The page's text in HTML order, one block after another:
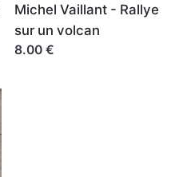
Michel Vaillant - Rallye
sur un volcan
8.00 €